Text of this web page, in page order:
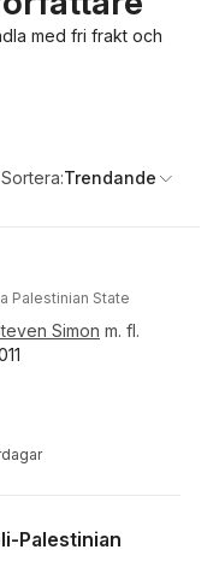
med fri frakt och
Sortera:Trendande
Palestinian State
Simon m. fl.
Palestinian